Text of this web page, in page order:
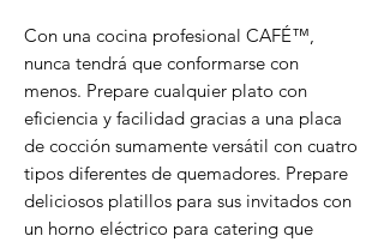
Con una cocina profesional CAFÉ™,
nunca tendrá que conformarse con
menos. Prepare cualquier plato con
eficiencia y facilidad gracias a una placa
de cocción sumamente versátil con cuatro
tipos diferentes de quemadores. Prepare
deliciosos platillos para sus invitados con
un horno eléctrico para catering que